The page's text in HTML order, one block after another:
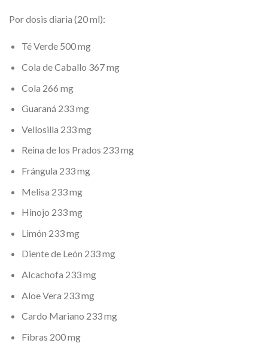
Por dosis diaria (20 ml):
Té Verde 500 mg
Cola de Caballo 367 mg
Cola 266 mg
Guaraná 233 mg
Vellosilla 233 mg
Reina de los Prados 233 mg
Frángula 233 mg
Melisa 233 mg
Hinojo 233 mg
Limón 233 mg
Diente de León 233 mg
Alcachofa 233 mg
Aloe Vera 233 mg
Cardo Mariano 233 mg
Fibras 200 mg